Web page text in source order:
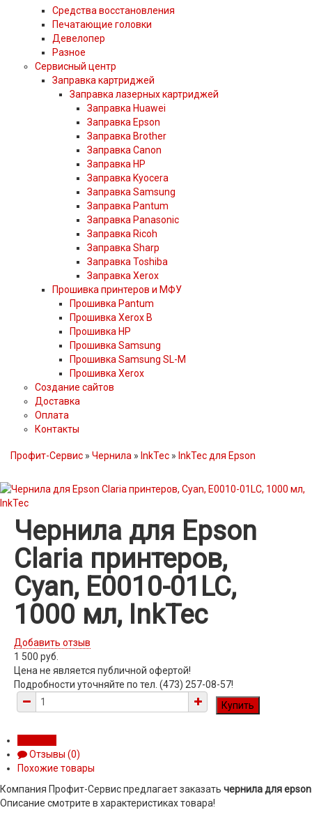
Средства восстановления
Печатающие головки
Девелопер
Разное
Сервисный центр
Заправка картриджей
Заправка лазерных картриджей
Заправка Huawei
Заправка Epson
Заправка Brother
Заправка Canon
Заправка HP
Заправка Kyocera
Заправка Samsung
Заправка Pantum
Заправка Panasonic
Заправка Ricoh
Заправка Sharp
Заправка Toshiba
Заправка Xerox
Прошивка принтеров и МФУ
Прошивка Pantum
Прошивка Xerox B
Прошивка HP
Прошивка Samsung
Прошивка Samsung SL-M
Прошивка Xerox
Создание сайтов
Доставка
Оплата
Контакты
Профит-Сервис » Чернила » InkTec » InkTec для Epson
Чернила для Epson
Claria принтеров,
Cyan, E0010-01LC,
1000 мл, InkTec
Добавить отзыв
1 500 руб.
Цена не является публичной офертой!
Подробности уточняйте по тел. (473) 257-08-57!
Отзывы (0)
Похожие товары
Компания Профит-Сервис предлагает заказать чернила для
Описание смотрите в характеристиках товара!